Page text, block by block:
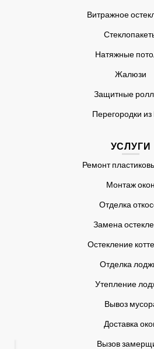
Витражное
Натяжные
Жалюзи
Защитные
Перегородки
УСЛУГИ
Ремонт
Монтаж окон
Отделка
Замена
Остекление
Отделка
Утепление
Вывоз
Доставка
Вызов